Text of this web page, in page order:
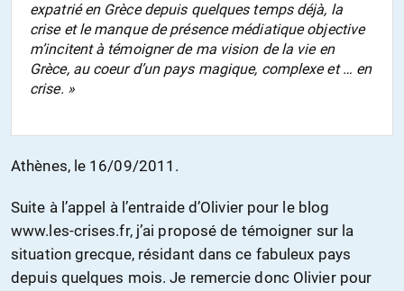
expatrié en Grèce depuis quelques temps déjà, la
crise et le manque de présence médiatique objective
m’incitent à témoigner de ma vision de la vie en
Grèce, au coeur d’un pays magique, complexe et … en
crise. »
Athènes, le 16/09/2011.
Suite à l’appel à l’entraide d’Olivier pour le blog
www.les-crises.fr, j’ai proposé de témoigner sur la
situation grecque, résidant dans ce fabuleux pays
depuis quelques mois. Je remercie donc Olivier pour